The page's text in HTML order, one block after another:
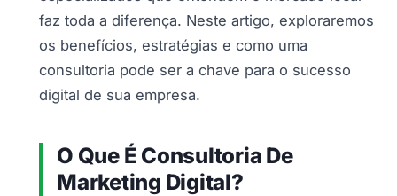
faz toda a diferença. Neste artigo, exploraremos
os benefícios, estratégias e como uma
consultoria pode ser a chave para o sucesso
digital de sua empresa.
O Que É Consultoria De
Marketing Digital?